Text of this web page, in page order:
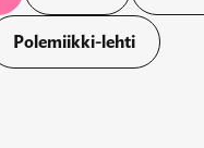
Polemiikki-lehti